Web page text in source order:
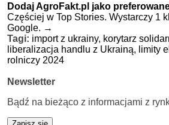
Dodaj AgroFakt.pl jako
Częściej w Top Stories. Wystarczy 1
Google. →
Tagi: import z ukrainy, korytarz
liberalizacja handlu z Ukrainą, limity
rolniczy 2024
Newsletter
Bądź na bieżąco z informacjami z